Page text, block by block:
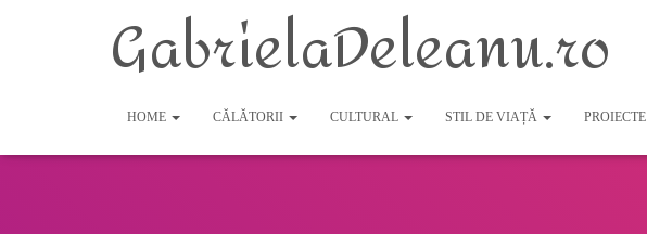
GabrielaDeleanu.ro
HOME CĂLĂTORII CULTURAL STIL DE VIAȚĂ PROIECTE